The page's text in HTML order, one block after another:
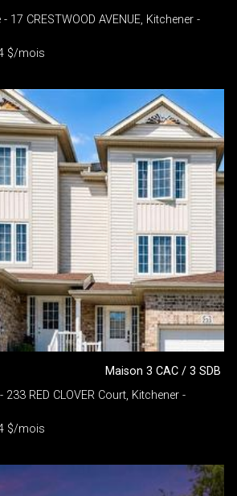
17 CRESTWOOD AVENUE, Kitchener -
$/mois
Maison 3 CAC / 3 SDB
RED CLOVER Court, Kitchener -
$/mois